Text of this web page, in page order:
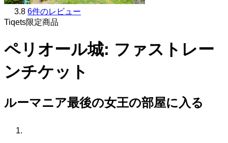
3.8 6件のレビュー
Tiqets限定商品
ペリオール城: ファストレー
ンチケット
ルーマニア最後の女王の部屋に入る